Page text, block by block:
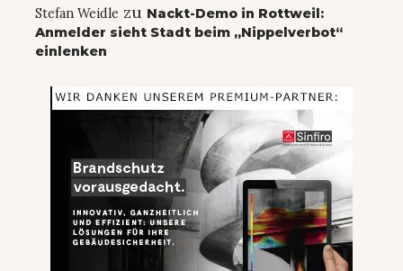
Stefan Weidle zu Nackt-Demo in Rottweil:
Anmelder sieht Stadt beim „Nippelverbot“
einlenken